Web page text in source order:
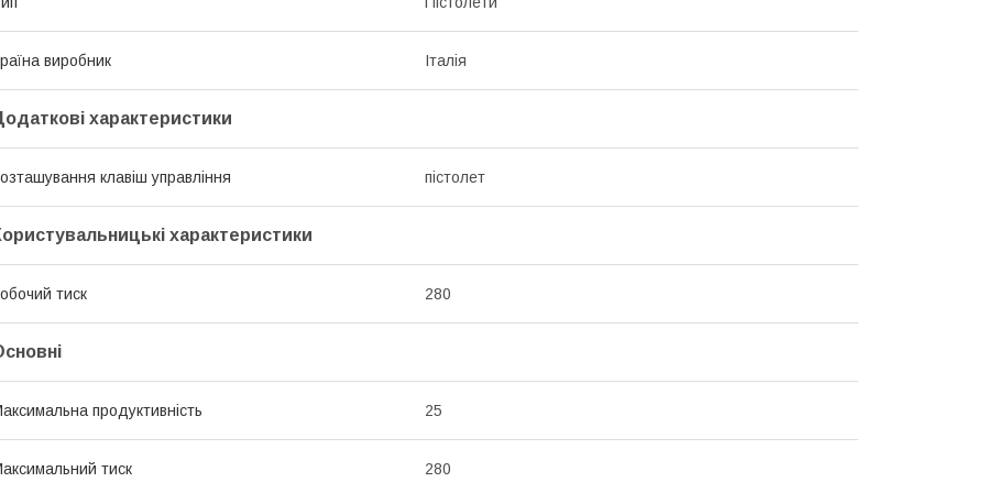
виробник Італія
характеристики
клавіш управління пістолет
характеристики
тиск 280
продуктивність 25
тиск 280